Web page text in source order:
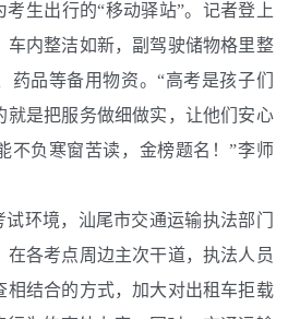
考生出行的“移动驿站”。记者登上
车内整洁如新，副驾驶储物格里整
药品等备用物资。“高考是孩子们
就是把服务做细做实，让他们安心
不负寒窗苦读，金榜题名！”李师
境，汕尾市交通运输执法部门
在各考点周边主次干道，执法人员
相结合的方式，加大对出租车拒载